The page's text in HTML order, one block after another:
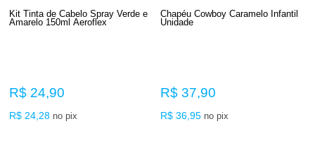
Kit Tinta de Cabelo Spray Verde e
Amarelo 150ml Aeroflex
R$ 24,90
R$ 24,28 no pix
Chapéu Cowboy Caramelo Infantil
Unidade
R$ 37,90
R$ 36,95 no pix